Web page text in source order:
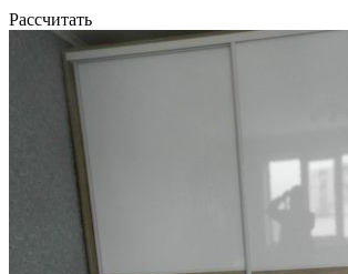
Рассчитать